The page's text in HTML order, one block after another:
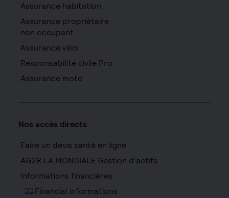
Assurance habitation
Assurance propriétaire
non occupant
Assurance vélo
Responsabilité civile Pro
Assurance moto
Nos accès directs
Faire un devis santé en ligne
AG2R LA MONDIALE Gestion d’actifs
Informations financières
Financial informations